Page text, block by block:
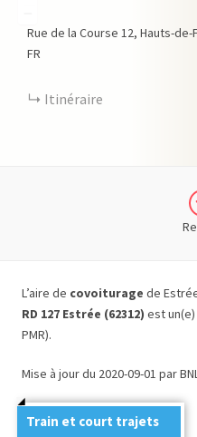
Rue de la Course 12 Hauts-de-
FR
Itinéraire
L’aire de covoiturage de
RD 127 Estrée (62312) est
PMR).
Mise à jour du 2020-09-01 par
Train et court trajets